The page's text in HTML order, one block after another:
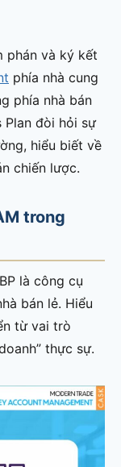
phán và ký kết
phía nhà cung
phía nhà bán
Plan đòi hỏi sự
hiểu biết về
chiến lược.
trong
là công cụ
bán lẻ. Hiểu
từ vai trò
thực sự.